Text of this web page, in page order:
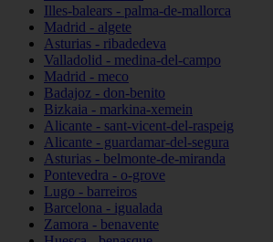
Illes-balears - palma-de-mallorca
Madrid - algete
Asturias - ribadedeva
Valladolid - medina-del-campo
Madrid - meco
Badajoz - don-benito
Bizkaia - markina-xemein
Alicante - sant-vicent-del-raspeig
Alicante - guardamar-del-segura
Asturias - belmonte-de-miranda
Pontevedra - o-grove
Lugo - barreiros
Barcelona - igualada
Zamora - benavente